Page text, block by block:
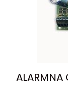
ALARMNA